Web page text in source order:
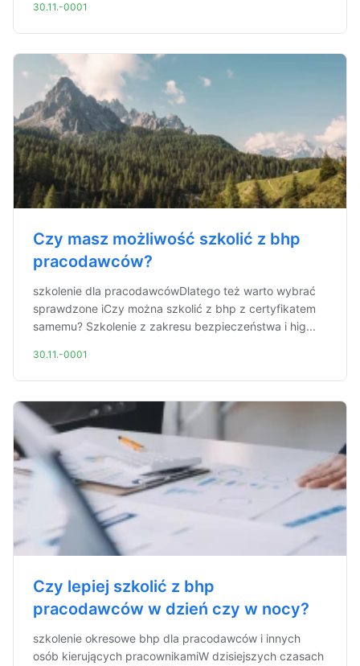
30.11.-0001
Czy masz możliwość szkolić z bhp
pracodawców?
szkolenie dla pracodawcówDlatego też warto wybrać
sprawdzone iCzy można szkolić z bhp z certyfikatem
samemu? Szkolenie z zakresu bezpieczeństwa i hig...
30.11.-0001
Czy lepiej szkolić z bhp
pracodawców w dzień czy w nocy?
szkolenie okresowe bhp dla pracodawców i innych
osób kierujących pracownikamiW dzisiejszych czasach